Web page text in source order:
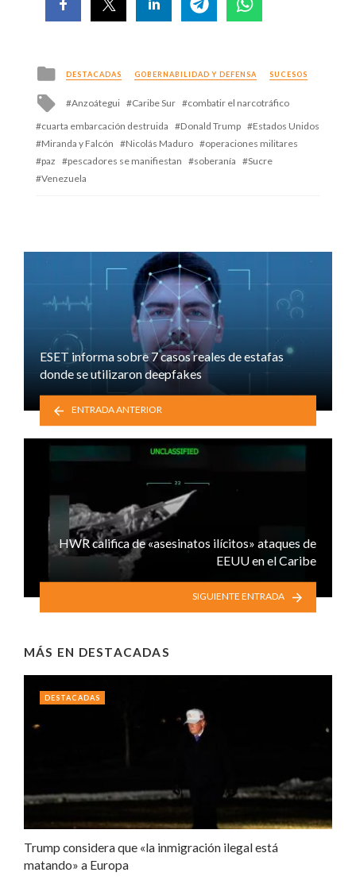
Posted
in
DESTACADAS GOBERNABILIDAD Y DEFENSA SUCESOS
Tagged
Anzoátegui Caribe Sur
combatir el narcotráfico
cuarta embarcación destruida
Donald Trump
Estados Unidos
Miranda y Falcón
Nicolás Maduro
operaciones militares
paz
pescadores se manifiestan soberanía
Sucre
Venezuela
ESET informa sobre 7 casos reales de estafas
donde se utilizaron deepfakes
ENTRADA ANTERIOR
HWR califica de «asesinatos ilícitos» ataques de
EEUU en el Caribe
SIGUIENTE ENTRADA
MÁS EN DESTACADAS
Trump considera que «la inmigración ilegal está
matando» a Europa
DESTACADAS